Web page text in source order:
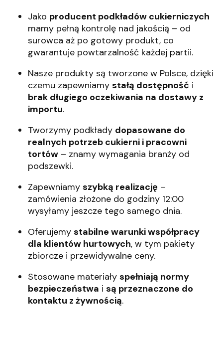
Jako producent podkładów cukierniczych
mamy pełną kontrolę nad jakością – od
surowca aż po gotowy produkt, co
gwarantuje powtarzalność każdej partii.
Nasze produkty są tworzone w Polsce, dzięki
czemu zapewniamy stałą dostępność i
brak długiego oczekiwania na dostawy z
importu.
Tworzymy podkłady dopasowane do
realnych potrzeb cukierni i pracowni
tortów – znamy wymagania branży od
podszewki.
Zapewniamy szybką realizację –
zamówienia złożone do godziny 12:00
wysyłamy jeszcze tego samego dnia.
Oferujemy stabilne warunki współpracy
dla klientów hurtowych, w tym pakiety
zbiorcze i przewidywalne ceny.
Stosowane materiały spełniają normy
bezpieczeństwa i są przeznaczone do
kontaktu z żywnością.